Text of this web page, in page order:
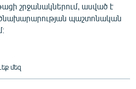
շրջանակներում, ասված է
պաշտոնական
մեզ